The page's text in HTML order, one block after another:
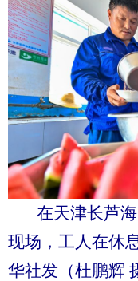
在天津长芦
现场，工人在休
华社发（杜鹏辉